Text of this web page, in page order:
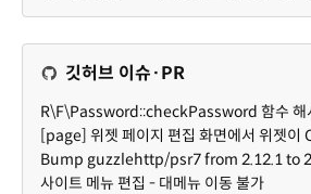
깃허브 이슈·PR
사이트 메뉴 편집 - 대메뉴 이동 불가